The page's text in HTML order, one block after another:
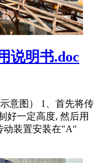
说明书.doc
意图） 1、首先将传
好一定高度, 然后用
动装置安装在"A"